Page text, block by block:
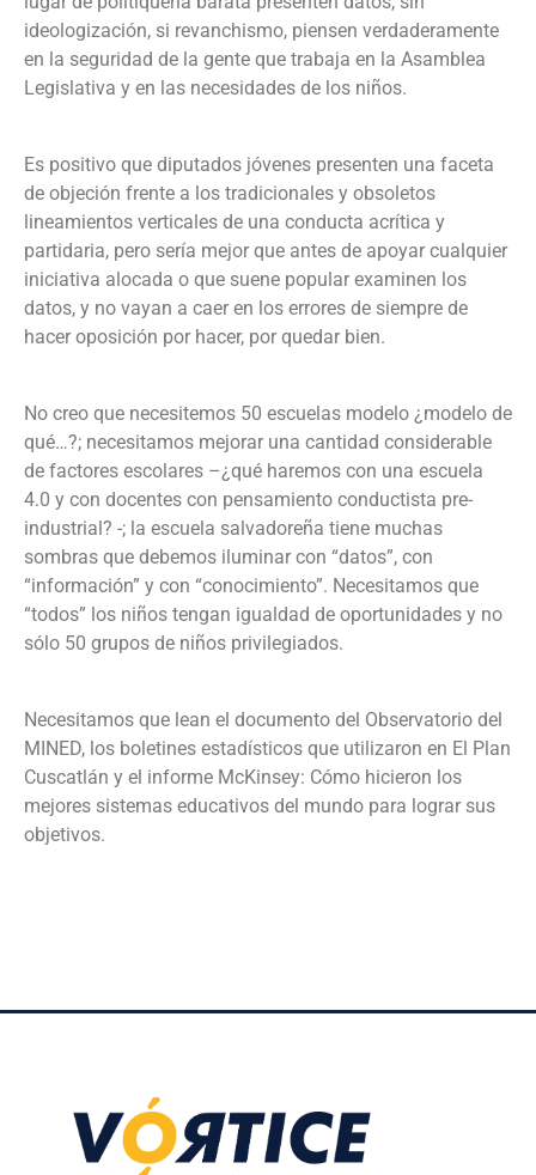
ideologización, si revanchismo, piensen verdaderamente
en la seguridad de la gente que trabaja en la Asamblea
Legislativa y en las necesidades de los niños.
Es positivo que diputados jóvenes presenten una faceta
de objeción frente a los tradicionales y obsoletos
lineamientos verticales de una conducta acrítica y
partidaria, pero sería mejor que antes de apoyar cualquier
iniciativa alocada o que suene popular examinen los
datos, y no vayan a caer en los errores de siempre de
hacer oposición por hacer, por quedar bien.
No creo que necesitemos 50 escuelas modelo ¿modelo de
qué…?; necesitamos mejorar una cantidad considerable
de factores escolares –¿qué haremos con una escuela
4.0 y con docentes con pensamiento conductista pre-
industrial? -; la escuela salvadoreña tiene muchas
sombras que debemos iluminar con “datos”, con
“información” y con “conocimiento”. Necesitamos que
“todos” los niños tengan igualdad de oportunidades y no
sólo 50 grupos de niños privilegiados.
Necesitamos que lean el documento del Observatorio del
MINED, los boletines estadísticos que utilizaron en El Plan
Cuscatlán y el informe McKinsey: Cómo hicieron los
mejores sistemas educativos del mundo para lograr sus
objetivos.